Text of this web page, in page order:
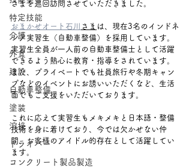
特定技能
介護
外食
建設
自動車整備
塗装
溶接
ドライバー
コンクリート製品製造
さまを巡回訪問させていただきました。
おまかせオート石川 さま は、現在3名のインドネ
シア実習生（自動車整備）を採用しています。
実習生全員が一人前の自動車整備士として活躍
できるよう熱心に教育・指導をされています。
また、プライベートでも社員旅行や冬期キャン
プなどのイベントにお誘いいただくなど、生活
面でもご支援をいただいております。
これに応えて実習生もメキメキと日本語・整備
技術を身に着けており、今では欠かせない仲
間、お客様のアイドル的存在として活躍してい
ます。